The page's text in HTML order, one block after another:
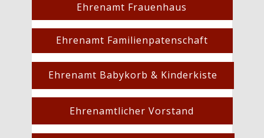
Ehrenamt Frauenhaus
Ehrenamt Familienpatenschaft
Ehrenamt Babykorb & Kinderkiste
Ehrenamtlicher Vorstand